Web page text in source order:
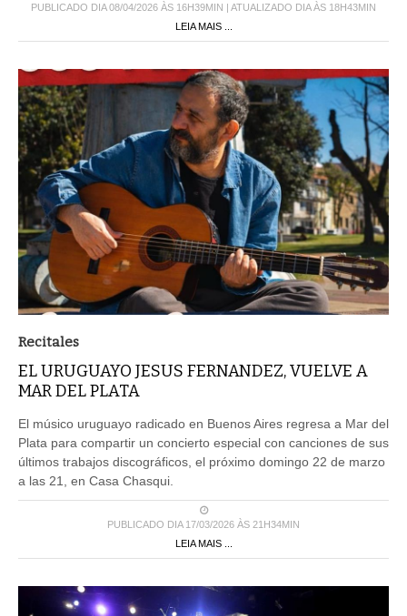
PUBLICADO DIA 08/04/2026 ÀS 16H39MIN | ATUALIZADO DIA ÀS 18H43MIN
LEIA MAIS ...
Recitales
EL URUGUAYO JESUS FERNANDEZ, VUELVE A
MAR DEL PLATA
El músico uruguayo radicado en Buenos Aires regresa a Mar del
Plata para compartir un concierto especial con canciones de sus
últimos trabajos discográficos, el próximo domingo 22 de marzo
a las 21, en Casa Chasqui.
PUBLICADO DIA 17/03/2026 ÀS 21H34MIN
LEIA MAIS ...